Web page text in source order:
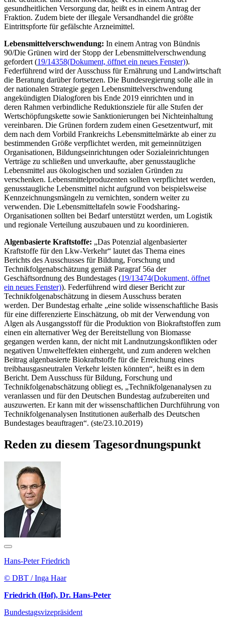
gesundheitlichen Versorgung dar, heißt es in einem Antrag der
Fraktion. Zudem biete der illegale Versandhandel die größte
Eintrittspforte für gefälschte Arzneimittel.
Lebensmittelverschwendung: In einem Antrag von Bündnis
90/Die Grünen wird der Stopp der Lebensmittelverschwendung
gefordert (19/14358(Dokument, öffnet ein neues Fenster)).
Federführend wird der Ausschuss für Ernährung und Landwirtschaft
die Beratung darüber fortsetzen. Die Bundesregierung solle alle in
der nationalen Strategie gegen Lebensmittelverschwendung
angekündigten Dialogforen bis Ende 2019 einrichten und in
deren Rahmen verbindliche Reduktionsziele für alle Stufen der
Wertschöpfungskette sowie Sanktionierungen bei Nichteinhaltung
vereinbaren. Die Grünen fordern zudem einen Gesetzentwurf, mit
dem nach dem Vorbild Frankreichs Lebensmittelmärkte ab einer zu
bestimmenden Größe verpflichtet werden, mit gemeinnützigen
Organisationen, Bildungseinrichtungen oder Sozialeinrichtungen
Verträge zu schließen und unverkaufte, aber genusstaugliche
Lebensmittel aus ökologischen und sozialen Gründen zu
verschenken. Lebensmittelproduzenten sollten verpflichtet werden,
genusstaugliche Lebensmittel nicht aufgrund von beispielsweise
Kennzeichnungsmängeln zu vernichten, sondern weiter zu
verwenden. Die Lebensmitteltafeln sowie Foodsharing-
Organisationen sollten bei Bedarf unterstützt werden, um Logistik
und regionale Verteilung auszubauen und zu koordinieren.
Algenbasierte Kraftstoffe: „Das Potenzial algenbasierter
Kraftstoffe für den Lkw-Verkehr“ lautet das Thema eines
Berichts des Ausschusses für Bildung, Forschung und
Technikfolgenabschätzung gemäß Paragraf 56a der
Geschäftsordnung des Bundestages (19/13474(Dokument, öffnet
ein neues Fenster)). Federführend wird dieser Bericht zur
Technikfolgenabschätzung in diesem Ausschuss beraten
werden. Der Bundestag erhalte „eine solide wissenschaftliche Basis
für eine differenzierte Einschätzung, ob mit der Verwendung von
Algen als Ausgangsstoff für die Produktion von Biokraftstoffen zum
einen ein alternativer Weg der Bereitstellung von Biomasse
gegangen werden kann, der nicht mit Landnutzungskonflikten oder
negativen Umwelteffekten einhergeht, und zum anderen welchen
Beitrag algenbasierte Biokraftstoffe für die Erreichung eines
treibhausgasneutralen Verkehr leisten könnten“, heißt es in dem
Bericht. Dem Ausschuss für Bildung, Forschung und
Technikfolgenabschätzung obliegt es, „Technikfolgenanalysen zu
veranlassen und für den Deutschen Bundestag aufzubereiten und
auszuwerten. Er kann mit der wissenschaftlichen Durchführung von
Technikfolgenanalysen Institutionen außerhalb des Deutschen
Bundestages beauftragen“. (ste/23.10.2019)
Reden zu diesem Tagesordnungspunkt
Hans-Peter Friedrich
© DBT / Inga Haar
Friedrich (Hof), Dr. Hans-Peter
Bundestagsvizepräsident